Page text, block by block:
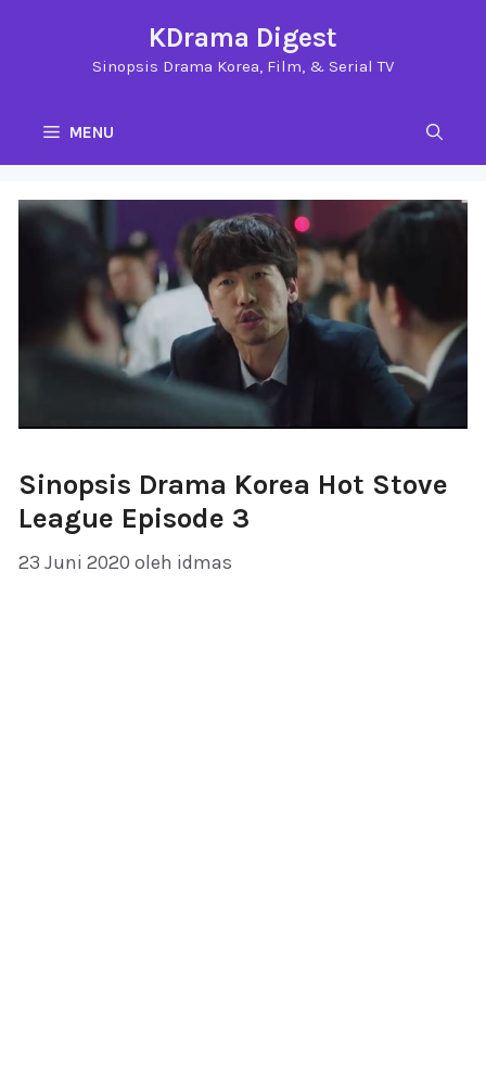
KDrama Digest
Sinopsis Drama Korea, Film, & Serial TV
MENU
Sinopsis Drama Korea Hot Stove
League Episode 3
23 Juni 2020 oleh idmas